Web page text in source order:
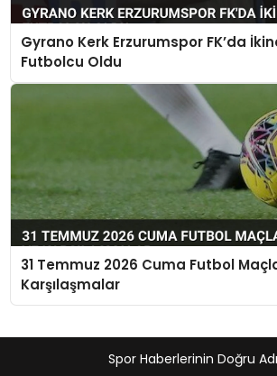
Gyrano Kerk Erzurumspor FK’da
Futbolcu Oldu
31 Temmuz 2026 Cuma Futbol
Karşılaşmalar
Spor Haberlerinin Doğru